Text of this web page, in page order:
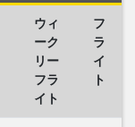
ウィ
ーク
リー
フラ
イト
フ
ラ
イ
ト